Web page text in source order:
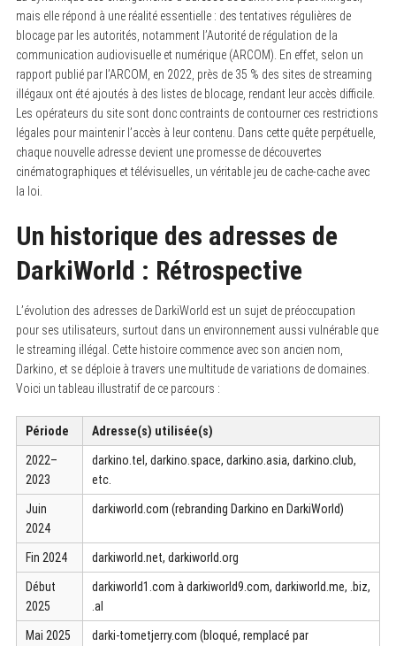
mais elle répond à une réalité essentielle : des tentatives régulières de
blocage par les autorités, notamment l’Autorité de régulation de la
communication audiovisuelle et numérique (ARCOM). En effet, selon un
rapport publié par l’ARCOM, en 2022, près de 35 % des sites de streaming
illégaux ont été ajoutés à des listes de blocage, rendant leur accès difficile.
Les opérateurs du site sont donc contraints de contourner ces restrictions
légales pour maintenir l’accès à leur contenu. Dans cette quête perpétuelle,
chaque nouvelle adresse devient une promesse de découvertes
cinématographiques et télévisuelles, un véritable jeu de cache-cache avec
la loi.
Un historique des adresses de
DarkiWorld : Rétrospective
L’évolution des adresses de DarkiWorld est un sujet de préoccupation
pour ses utilisateurs, surtout dans un environnement aussi vulnérable que
le streaming illégal. Cette histoire commence avec son ancien nom,
Darkino, et se déploie à travers une multitude de variations de domaines.
Voici un tableau illustratif de ce parcours :
Période Adresse(s) utilisée(s)
2022–
2023
darkino.tel, darkino.space, darkino.asia, darkino.club,
etc.
Juin
2024
darkiworld.com (rebranding Darkino en DarkiWorld)
Fin 2024 darkiworld.net, darkiworld.org
Début
2025
darkiworld1.com à darkiworld9.com, darkiworld.me, .biz,
.al
Mai 2025
darki-tometjerry.com (bloqué, remplacé par